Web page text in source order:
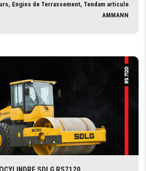
Engins de Terrassement, Tendam articule
AMMANN